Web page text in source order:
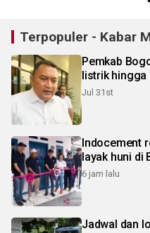
Terpopuler - Kabar
Pemkab
listrik
Jul 31st
Indocement
layak huni di
6 jam lalu
Jadwal dan